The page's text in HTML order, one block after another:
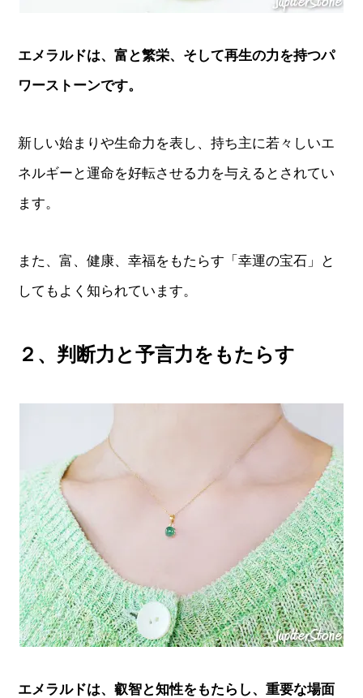
エメラルドは、富と繁栄、そして再生の力を持つパ
ワーストーンです。
新しい始まりや生命力を表し、持ち主に若々しいエ
ネルギーと運命を好転させる力を与えるとされてい
ます。
また、富、健康、幸福をもたらす「幸運の宝石」と
してもよく知られています。
２、判断力と予言力をもたらす
エメラルドは、叡智と知性をもたらし、重要な場面